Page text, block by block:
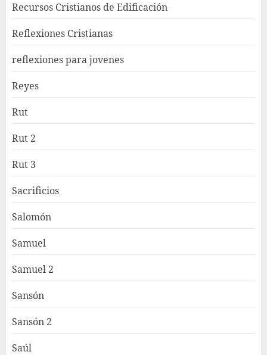
Recursos Cristianos de Edificación
Reflexiones Cristianas
reflexiones para jovenes
Reyes
Rut
Rut 2
Rut 3
Sacrificios
Salomón
Samuel
Samuel 2
Sansón
Sansón 2
Saúl